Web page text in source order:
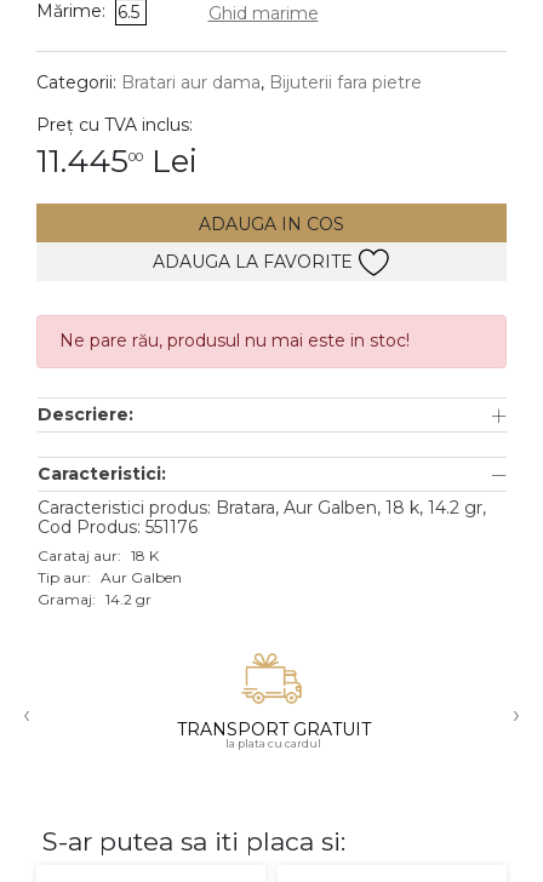
DIAMANTE Vezi toate
Cercei
Accesorii
TIP METAL
Aur galben
Aur alb
Aur roz
Aur mixt
18K
Mărime: 6.5 Ghid marime
Categorii: Bratari aur dama, Bijuterii fara pietre
Preț cu TVA inclus:
11.44500 Lei
ADAUGA IN COS
ADAUGA LA FAVORITE
Ne pare rău, produsul nu mai este in stoc!
Descriere:
Caracteristici:
Caracteristici produs: Bratara, Aur Galben, 18 k, 14.2 gr,
Cod Produs: 551176
Carataj aur: 18 K
Tip aur: Aur Galben
Gramaj: 14.2 gr
‹ TRANSPORT GRATUIT
la plata cu cardul
›
S-ar putea sa iti placa si: